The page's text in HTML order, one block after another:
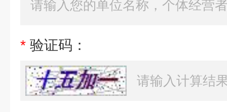
* 验证码：